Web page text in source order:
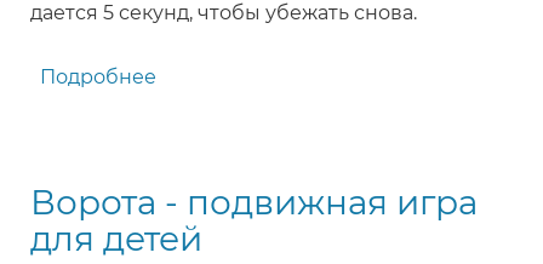
дается 5 секунд, чтобы убежать снова.
Подробнее
игра
для
детей
Ворота - подвижная игра
для детей